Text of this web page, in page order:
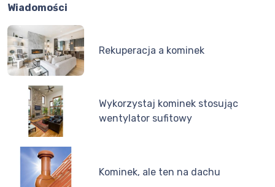
Wiadomości
Rekuperacja a kominek
Wykorzystaj kominek stosując
wentylator sufitowy
Kominek, ale ten na dachu